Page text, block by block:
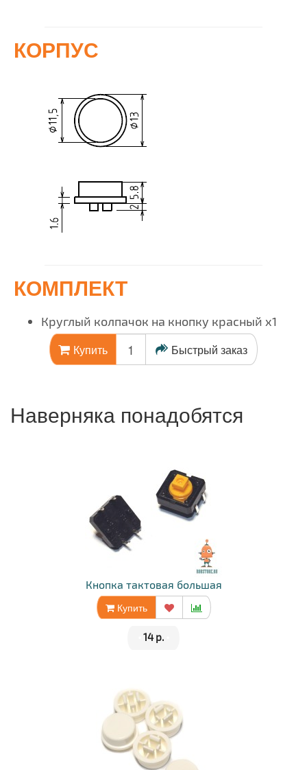
КОРПУС
КОМПЛЕКТ
Круглый колпачок на кнопку красный x1
Купить Быстрый заказ
Наверняка понадобятся
Кнопка тактовая большая
Купить
14 р.